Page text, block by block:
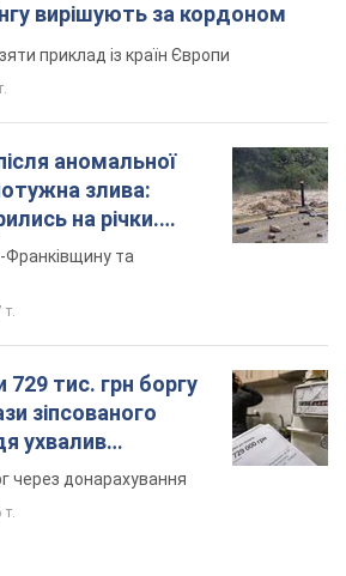
вирішують за кордоном
приклад із країн Європи
аномальної
злива:
на річки.
Франківщину та
т.
729 тис. грн боргу
зіпсованого
ухвалив
через донарахування
т.